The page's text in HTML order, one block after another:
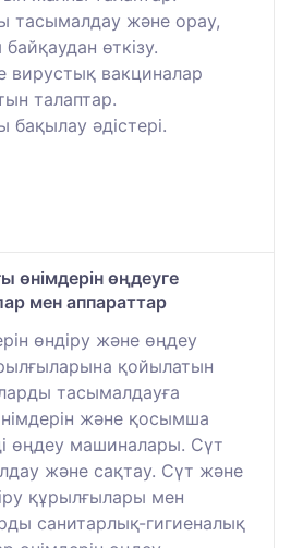
тасымалдау және орау,
өткізу.
вирустық вакциналар
талаптар.
әдістері.
өңдеуге
мен аппараттар
өндiру және өңдеу
қойылатын
тасымалдауға
және қосымша
өңдеу машиналары. Сүт
және сақтау. Сүт және
құрылғылары мен
санитарлық-гигиеналық